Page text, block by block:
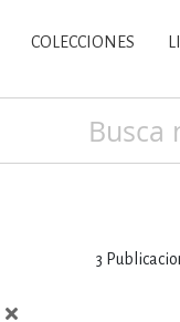
DE LA
COLECCIONES
3